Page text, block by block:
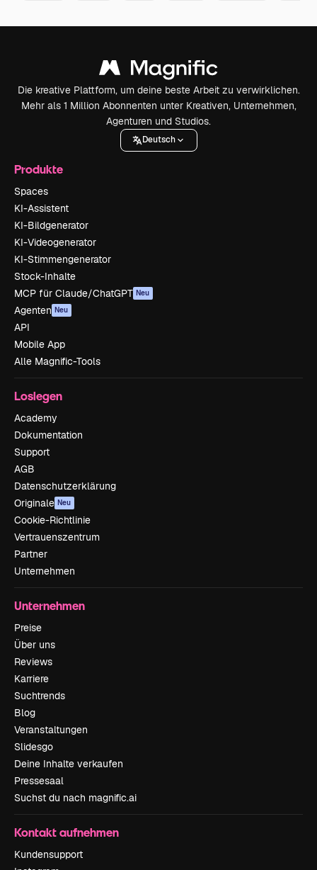
Die kreative Plattform, um deine beste Arbeit zu verwirklichen.
Mehr als 1 Million Abonnenten unter Kreativen, Unternehmen,
Agenturen und Studios.
Deutsch
Produkte
Spaces
KI-Assistent
KI-Bildgenerator
KI-Videogenerator
KI-Stimmengenerator
Stock-Inhalte
MCP für Claude/ChatGPT Neu
Agenten Neu
API
Mobile App
Alle Magnific-Tools
Loslegen
Academy
Dokumentation
Support
AGB
Datenschutzerklärung
Originale Neu
Cookie-Richtlinie
Vertrauenszentrum
Partner
Unternehmen
Unternehmen
Preise
Über uns
Reviews
Karriere
Suchtrends
Blog
Veranstaltungen
Slidesgo
Deine Inhalte verkaufen
Pressesaal
Suchst du nach magnific.ai
Kontakt aufnehmen
Kundensupport